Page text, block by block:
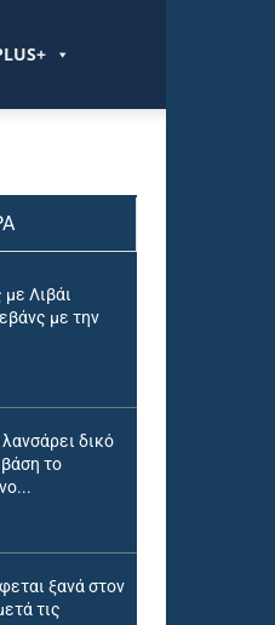
Λιβάι
με την
δικό
το
ξανά στον
τις